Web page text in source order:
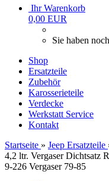
Ihr Warenkorb
0,00 EUR
Sie haben
Shop
Ersatzteile
Zubehör
Karosserieteile
Verdecke
Werkstatt Service
Kontakt
Startseite » Jeep Ersatzteile
4,2 ltr. Vergaser Dichtsatz
9-226 Vergaser 79-85